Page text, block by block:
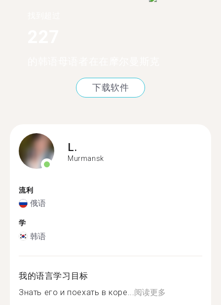
下载软件
L.
Murmansk
流利
俄语
学
韩语
我的语言学习目标
Знать его и поехать в коре... 阅读更多